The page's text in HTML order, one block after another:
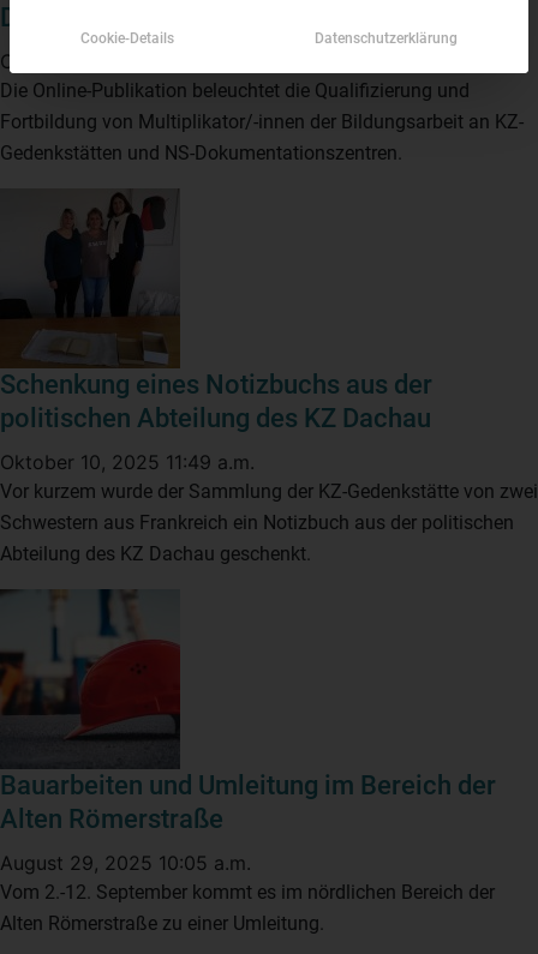
Dokumentationszentren“
Oktober 16, 2025 9:11 a.m.
Die Online-Publikation beleuchtet die Qualifizierung und
Fortbildung von Multiplikator/-innen der Bildungsarbeit an KZ-
Gedenkstätten und NS-Dokumentationszentren.
Schenkung eines Notizbuchs aus der
politischen Abteilung des KZ Dachau
Oktober 10, 2025 11:49 a.m.
Vor kurzem wurde der Sammlung der KZ-Gedenkstätte von zwei
Schwestern aus Frankreich ein Notizbuch aus der politischen
Abteilung des KZ Dachau geschenkt.
Bauarbeiten und Umleitung im Bereich der
Alten Römerstraße
August 29, 2025 10:05 a.m.
Vom 2.-12. September kommt es im nördlichen Bereich der
Alten Römerstraße zu einer Umleitung.
Cookie-Details Datenschutzerklärung